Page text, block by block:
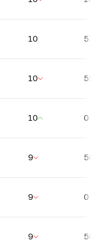
10
10
10 0
9
9 0
9